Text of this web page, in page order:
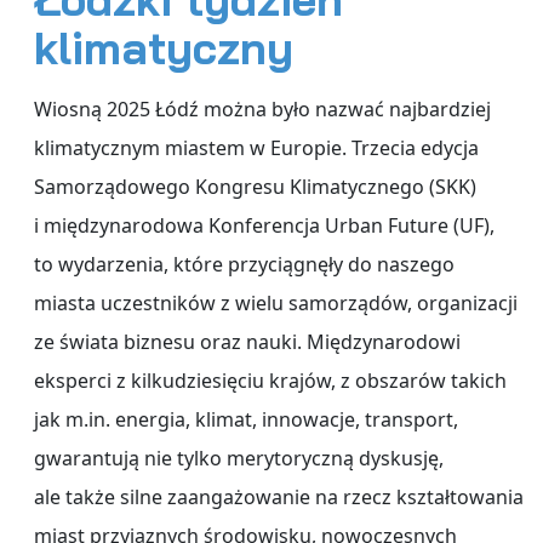
klimatyczny
Wiosną 2025 Łódź można było nazwać najbardziej
klimatycznym miastem w Europie. Trzecia edycja
Samorządowego Kongresu Klimatycznego (SKK)
i międzynarodowa Konferencja Urban Future (UF),
to wydarzenia, które przyciągnęły do naszego
miasta uczestników z wielu samorządów, organizacji
ze świata biznesu oraz nauki. Międzynarodowi
eksperci z kilkudziesięciu krajów, z obszarów takich
jak m.in. energia, klimat, innowacje, transport,
gwarantują nie tylko merytoryczną dyskusję,
ale także silne zaangażowanie na rzecz kształtowania
miast przyjaznych środowisku, nowoczesnych